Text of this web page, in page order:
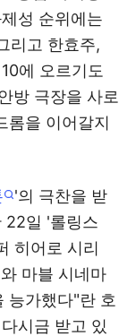
성 순위에는
리고 한효주,
에 오르기도
방 극장을 사로
롬을 이어갈지
'의 극찬을 받
22일 '롤링스
히어로 시리
마블 시네마
능가했다"란 호
시금 받고 있